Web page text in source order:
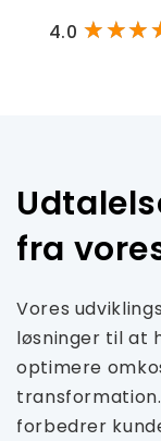
4.0
fra
Vores
løsninger til at
optimere
forbedrer